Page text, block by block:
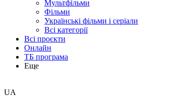
Мультфільми
Фільми
Українські фільми і серіали
Всі категорії
Всі проєкти
Онлайн
ТБ програма
Еще
UA